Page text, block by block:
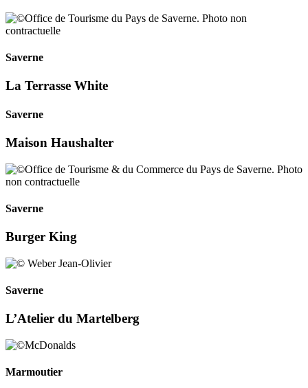
Saverne
La Terrasse White
Saverne
Maison Haushalter
Saverne
Burger King
Saverne
L’Atelier du Martelberg
Marmoutier